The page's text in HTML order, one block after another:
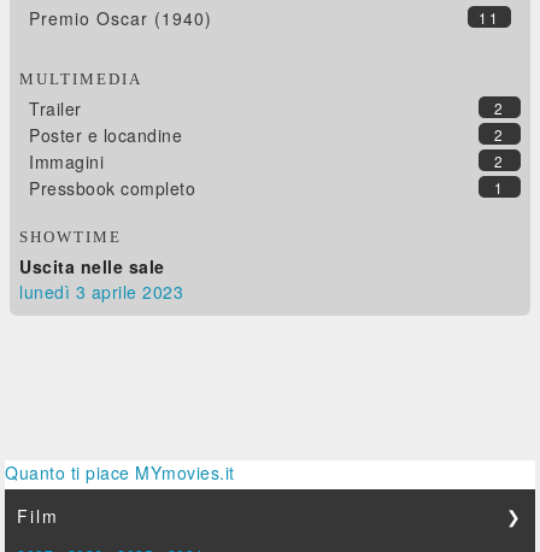
11
Premio Oscar (1940)
MULTIMEDIA
2
Trailer
2
Poster e locandine
2
Immagini
1
Pressbook completo
SHOWTIME
Uscita nelle sale
lunedì 3 aprile 2023
Quanto ti piace MYmovies.it
Film
❯